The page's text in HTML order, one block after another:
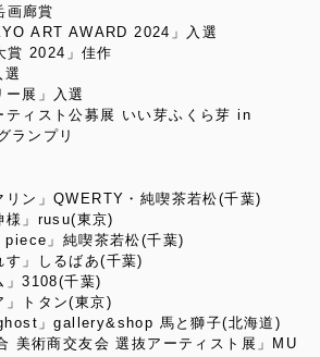
画廊賞
ART AWARD 2024」入選
賞 2024」佳作
展」入選
ィスト公募展 いい芽ふくら芽 in
ランプリ
ン」QWERTY・純喫茶若松(千葉)
様」rusu(東京)
」純喫茶若松(千葉)
」しるばあ(千葉)
」3108(千葉)
」トタン(東京)
」gallery&shop 馬と獅子(北海道)
美術商交友会 選抜アーティスト展」MU